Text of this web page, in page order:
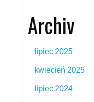
Archiv
lipiec 2025
kwiecień 2025
lipiec 2024